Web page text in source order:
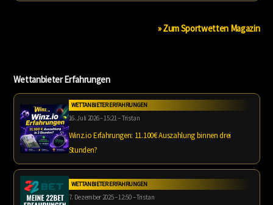
» Zum Sportwetten Magazin
Wettanbieter Erfahrungen
WETTANBIETER ERFAHRUNGEN
16. Juli 2026 – 15:21 – Tristan
Winz.io Erfahrungen: 11.100€ Auszahlung binnen drei
Stunden?
WETTANBIETER ERFAHRUNGEN
7. Dezember 2025 – 12:50 – Tristan